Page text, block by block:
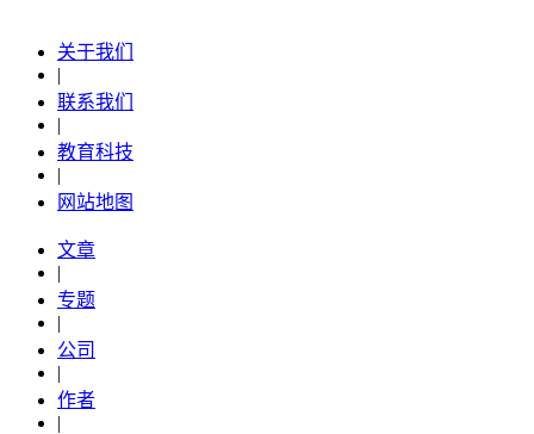
关于我们
|
联系我们
|
教育科技
|
网站地图
文章
|
专题
|
公司
|
作者
|